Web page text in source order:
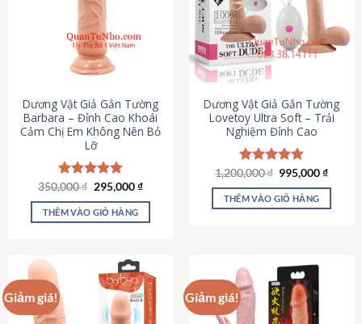
Dương Vật Giả Gắn Tường
Barbara – Đỉnh Cao Khoái
Cảm Chị Em Không Nên Bỏ
Lỡ
Được xếp
hạng4.79
5 sao
350,000₫ Giá
là:
350,000 ₫.
295,000₫Giá
tại
THÊM VÀO GIỎ HÀNG
Dương Vật Giả Gắn Tường
Lovetoy Ultra Soft – Trải
Nghiệm Đỉnh Cao
Được xếp
hạng4.82
5 sao
1,200,000₫ Giá
là:
1,200,000 ₫.
995,000₫Giá
tại
THÊM VÀO GIỎ HÀNG
Giảm giá! Giảm giá!